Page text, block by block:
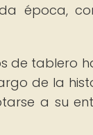
época,
de tablero
de la
a su